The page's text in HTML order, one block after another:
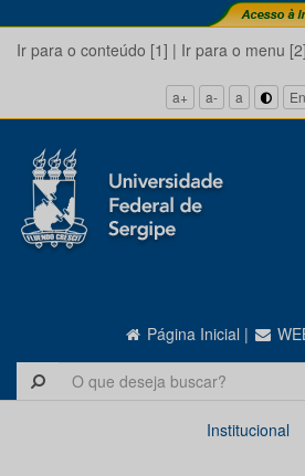
Ir para o conteúdo [1] | Ir para o menu [2]
a+ a- a
Página Inicial |
Institucional